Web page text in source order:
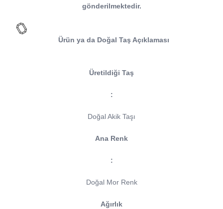
gönderilmektedir.
Ürün ya da Doğal Taş Açıklaması
Üretildiği Taş
:
Doğal Akik Taşı
Ana Renk
:
Doğal Mor Renk
Ağırlık